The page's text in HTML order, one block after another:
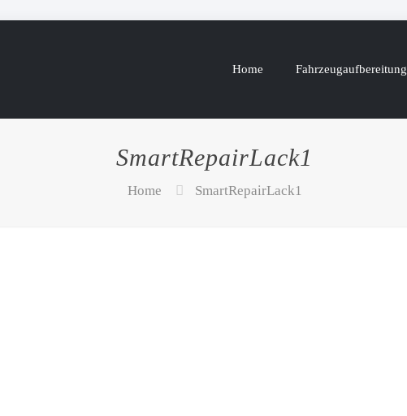
Home Fahrzeugaufbereitung
SmartRepairLack1
Home SmartRepairLack1